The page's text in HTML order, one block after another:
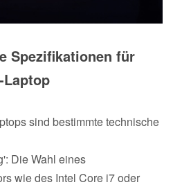
Spezifikationen für
Laptop
sind bestimmte technische
Die Wahl eines
wie des Intel Core i7 oder